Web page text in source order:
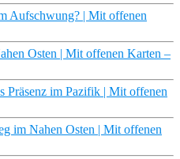
Aufschwung? | Mit offenen
Osten | Mit offenen Karten –
Präsenz im Pazifik | Mit offenen
im Nahen Osten | Mit offenen